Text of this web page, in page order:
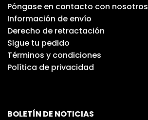
Póngase en contacto con nosotros
Información de envío
Derecho de retractación
Sigue tu pedido
Términos y condiciones
Política de privacidad
BOLETÍN DE NOTICIAS